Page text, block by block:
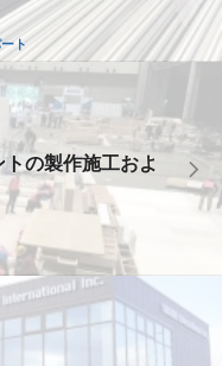
ト
トの製作施工およ